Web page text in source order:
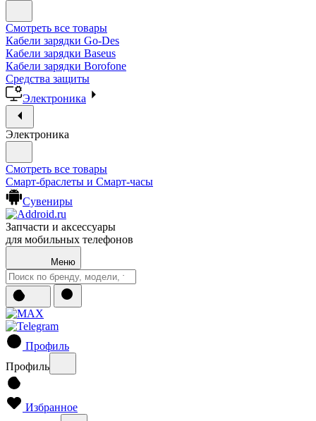
Смотреть все товары
Кабели зарядки Go-Des
Кабели зарядки Baseus
Кабели зарядки Borofone
Средства защиты
Электроника
Электроника
Смотреть все товары
Смарт-браслеты и Смарт-часы
Сувениры
Запчасти и аксессуары
для мобильных телефонов
Меню
Профиль
Профиль
Избранное